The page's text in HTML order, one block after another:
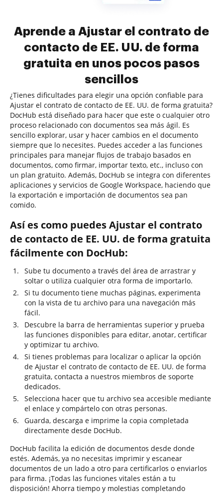
Aprende a Ajustar el contrato de
contacto de EE. UU. de forma
gratuita en unos pocos pasos
sencillos
¿Tienes dificultades para elegir una opción confiable para
Ajustar el contrato de contacto de EE. UU. de forma gratuita?
DocHub está diseñado para hacer que este o cualquier otro
proceso relacionado con documentos sea más ágil. Es
sencillo explorar, usar y hacer cambios en el documento
siempre que lo necesites. Puedes acceder a las funciones
principales para manejar flujos de trabajo basados en
documentos, como firmar, importar texto, etc., incluso con
un plan gratuito. Además, DocHub se integra con diferentes
aplicaciones y servicios de Google Workspace, haciendo que
la exportación e importación de documentos sea pan
comido.
Así es como puedes Ajustar el contrato
de contacto de EE. UU. de forma gratuita
fácilmente con DocHub:
Sube tu documento a través del área de arrastrar y
soltar o utiliza cualquier otra forma de importarlo.
Si tu documento tiene muchas páginas, experimenta
con la vista de tu archivo para una navegación más
fácil.
Descubre la barra de herramientas superior y prueba
las funciones disponibles para editar, anotar, certificar
y optimizar tu archivo.
Si tienes problemas para localizar o aplicar la opción
de Ajustar el contrato de contacto de EE. UU. de forma
gratuita, contacta a nuestros miembros de soporte
dedicados.
Selecciona hacer que tu archivo sea accesible mediante
el enlace y compártelo con otras personas.
Guarda, descarga e imprime la copia completada
directamente desde DocHub.
DocHub facilita la edición de documentos desde donde
estés. Además, ya no necesitas imprimir y escanear
documentos de un lado a otro para certificarlos o enviarlos
para firma. ¡Todas las funciones vitales están a tu
disposición! Ahorra tiempo y molestias completando